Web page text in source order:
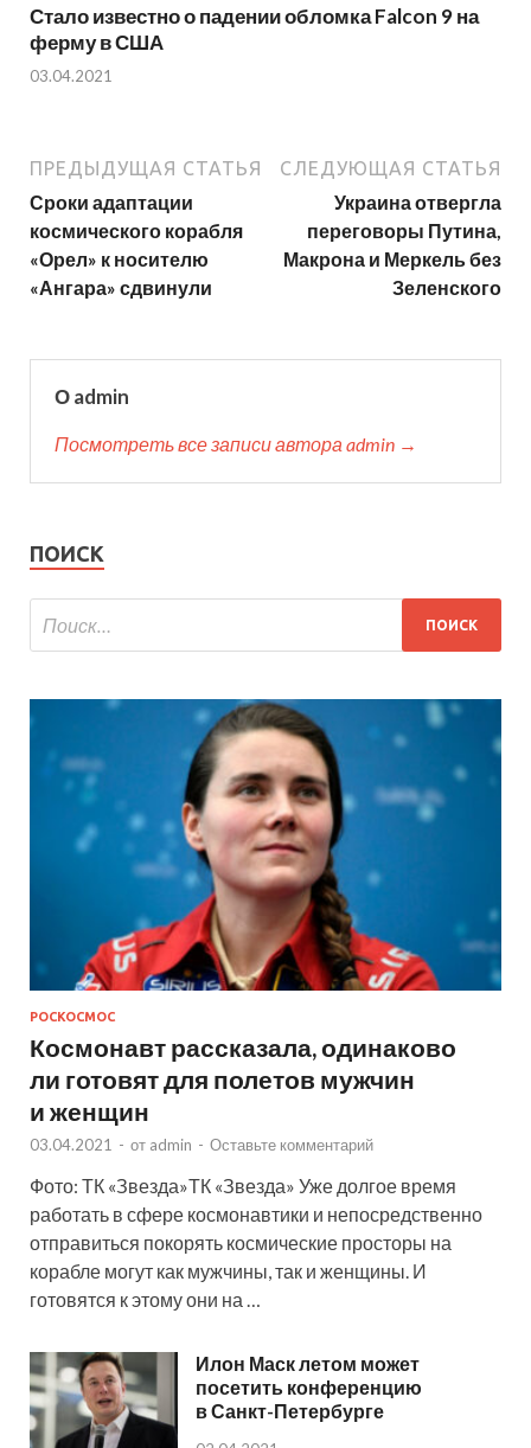
Стало известно о падении обломка Falcon 9 на
ферму в США
03.04.2021
ПРЕДЫДУЩАЯ СТАТЬЯ
Сроки адаптации
космического корабля
«Орел» к носителю
«Ангара» сдвинули
СЛЕДУЮЩАЯ СТАТЬЯ
Украина отвергла
переговоры Путина,
Макрона и Меркель без
Зеленского
О admin
Посмотреть все записи автора admin →
ПОИСК
РОСКОСМОС
Космонавт рассказала, одинаково
ли готовят для полетов мужчин
и женщин
03.04.2021 - от admin - Оставьте комментарий
Фото: ТК «Звезда»ТК «Звезда» Уже долгое время
работать в сфере космонавтики и непосредственно
отправиться покорять космические просторы на
корабле могут как мужчины, так и женщины. И
готовятся к этому они на …
Илон Маск летом может
посетить конференцию
в Санкт-Петербурге